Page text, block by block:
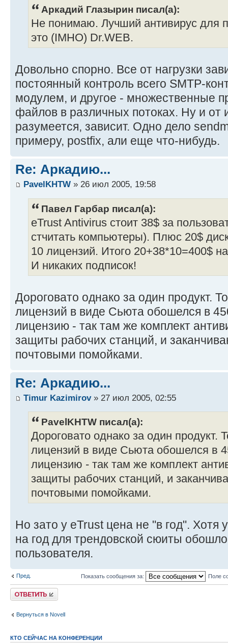
Аркадий Глазырин писал(а):
Не понимаю. Лучший антивирус для
это (IMHO) Dr.WEB.
Довольно спорно. Все от нагрузки
постоянный контроль всего SMTP-
модулем, и другое - множественные
файлов в различных потоках. Ну и от
разумеется, зависит. Одно дело
примеру, postfix, али еще что-нибудь.
Re: Аркадию...
PavelKHTW » 26 июл 2005, 19:58
Павел Гарбар писал(а):
eTrust Antivirus стоит 38$ за
стчитать компьютеры). Плюс 20$
10 лицензий. Итого 20+38*10=400$
И никаких подписок!
Дороговато однако за один продукт.
лицензий в виде Сьюта обошелся в
лицензию - так там же комплект
защиты рабочих станций, и
почтовыми помойками.
Re: Аркадию...
Timur Kazimirov» 27 июл 2005, 02:55
PavelKHTW писал(а):
Дороговато однако за один продукт.
лицензий в виде Сьюта обошелся в
лицензию - так там же комплект
защиты рабочих станций, и
почтовыми помойками.
Но зато у eTrust цена не "в год". Хотя
на год для трендовской сюиты
пользователя.
Пред. Показать сообщения за: Поле
Ответить
Вернуться в Novell
КТО СЕЙЧАС НА КОНФЕРЕНЦИИ